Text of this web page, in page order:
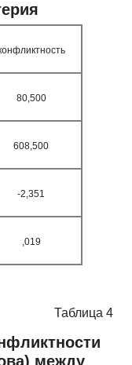
80,500
608,500
-2,351
,019
Таблица 4
между